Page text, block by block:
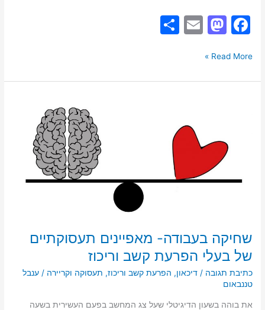
F
c
e
o
k
M
st
o
n
E
l
e
Read More »
שחיקה בעבודה- מאפיינים תעסוקתיים
של בעלי הפרעת קשב וריכוז
כתיבת תגובה /דיכאון, הפרעת קשב וריכוז, תעסוקה וקריירה /ענבל
טננבאום
את בוהה בשעון הדיגיטלי שעל צג המחשב בפעם העשירית בשעה
תעסוקתיים
הפרעת